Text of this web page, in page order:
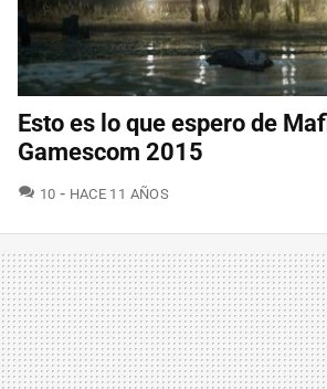
Esto es lo que espero de
Gamescom 2015
10 COMENTARIOS
HACE 11 AÑOS